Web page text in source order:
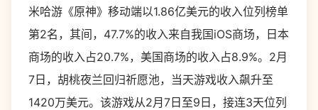
米哈游《原神》移动端以1.86亿美元的收入位列榜单
第2名，其间，47.7%的收入来自我国iOS商场，日本
商场的收入占20.7%，美国商场的收入占8.9%。2月
7日，胡桃夜兰回归祈愿池，当天游戏收入飙升至
1420万美元。该游戏从2月7日至9日，接连3天位列